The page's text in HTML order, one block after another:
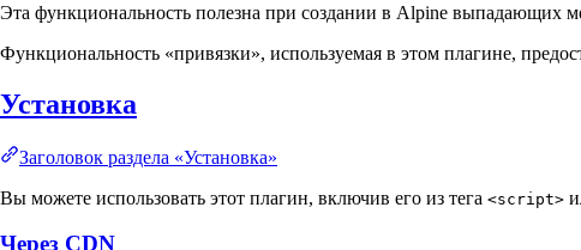
Эта функциональность полезна при создании в Alpine
Функциональность «привязки», используемая в этом плагине,
Установка
Заголовок раздела «Установка»
Вы можете использовать этот плагин, включив его из тега <script>
Через CDN